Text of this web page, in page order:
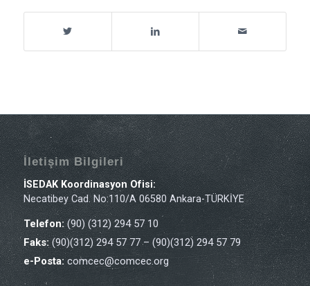
İletişim Bilgileri
İSEDAK Koordinasyon Ofisi:
Necatibey Cad. No:110/A 06580 Ankara-TÜRKİYE
Telefon:(90) (312) 294 57 10
Faks:(90)(312) 294 57 77 – (90)(312) 294 57 79
e-Posta:comcec@comcec.org